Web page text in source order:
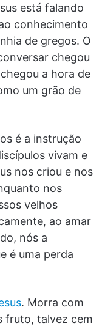
está falando
conhecimento
de gregos. O
chegou
a hora de
um grão de
é a instrução
vivam e
nos criou e nos
nos
velhos
ao amar
nós a
é uma perda
. Morra com
fruto, talvez cem